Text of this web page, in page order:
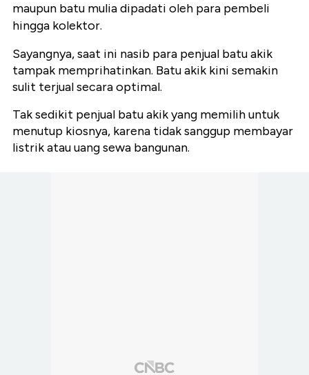
maupun batu mulia dipadati oleh para pembeli
hingga kolektor.
Sayangnya, saat ini nasib para penjual batu akik
tampak memprihatinkan. Batu akik kini semakin
sulit terjual secara optimal.
Tak sedikit penjual batu akik yang memilih untuk
menutup kiosnya, karena tidak sanggup membayar
listrik atau uang sewa bangunan.